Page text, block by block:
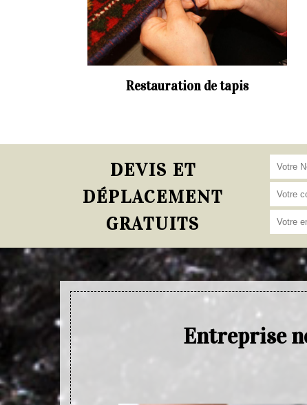
Restauration de tapis
DEVIS ET
DÉPLACEMENT
GRATUITS
Entreprise